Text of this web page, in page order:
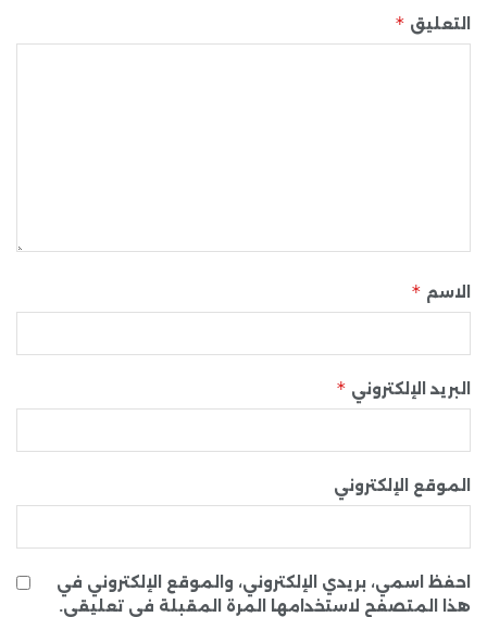
التعليق *
الاسم *
البريد الإلكتروني *
الموقع الإلكتروني
احفظ اسمي، بريدي الإلكتروني، والموقع الإلكتروني في
هذا المتصفح لاستخدامها المرة المقبلة في تعليقي.